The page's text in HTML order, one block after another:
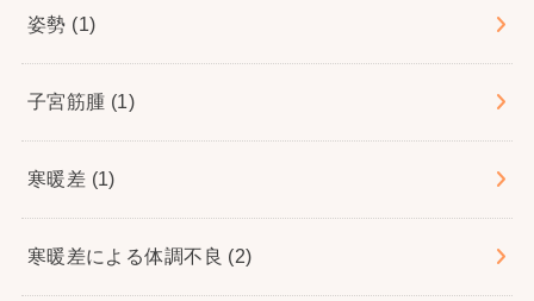
姿勢 (1)
子宮筋腫 (1)
寒暖差 (1)
寒暖差による体調不良 (2)